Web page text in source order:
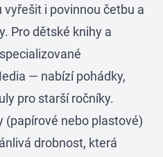
vyřešit i povinnou četbu a
Pro dětské knihy a
— nabízí pohádky,
pro starší ročníky.
(papírové nebo plastové)
drobnost, která